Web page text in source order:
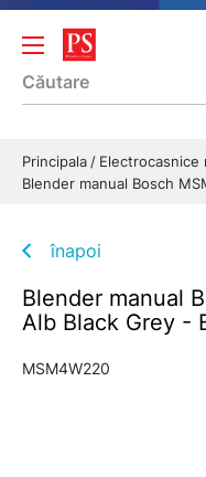
Principala Electrocasnice
Blender manual Bosch
înapoi
Blender manual
Alb Black Grey -
MSM4W220